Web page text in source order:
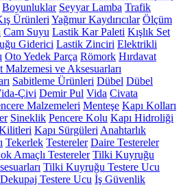
Boyunluklar Seyyar Lamba Trafik
Ürünleri Yağmur Kaydırıcılar Ölçüm
Cam Suyu Lastik Kar Paleti Kışlık Set
Giderici Lastik Zinciri Elektrikli
Oto Yedek Parça Römork Hırdavat
Malzemesi ve Aksesuarları
Sabitleme Ürünleri Dübel Dübel
Çivi Demir Pul Vida Civata
Malzemeleri Menteşe Kapı Kolları
Sineklik Pencere Kolu Kapı Hidroliği
Kapı Sürgüleri Anahtarlık
Tekerlek Testereler Daire Testereler
Amaçlı Testereler Tilki Kuyruğu
Tilki Kuyruğu Testere Ucu
Dekupaj Testere Ucu İş Güvenlik